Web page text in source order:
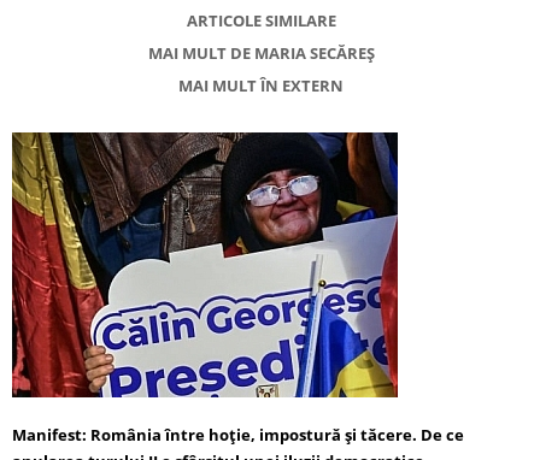
ARTICOLE SIMILARE
MAI MULT DE MARIA SECĂREȘ
MAI MULT ÎN EXTERN
Manifest: România între hoție, impostură și tăcere. De ce